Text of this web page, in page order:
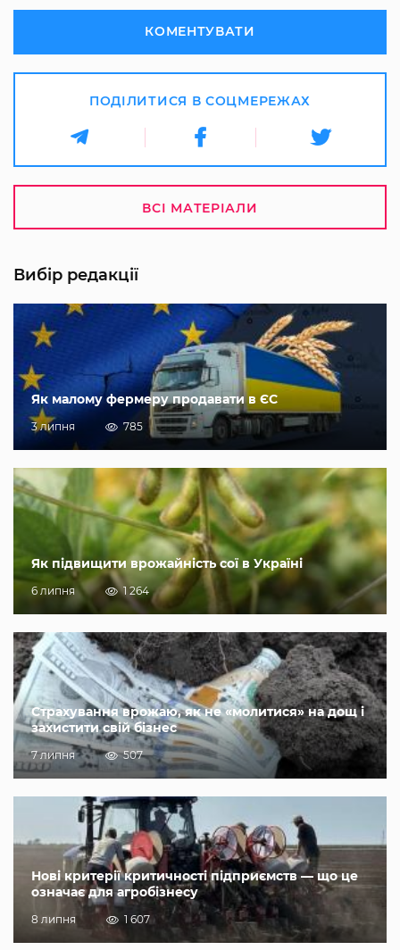
КОМЕНТУВАТИ
ПОДІЛИТИСЯ В СОЦМЕРЕЖАХ
ВСІ МАТЕРІАЛИ
Вибір редакції
Як малому фермеру продавати в ЄС
3 липня 785
Як підвищити врожайність сої в Україні
6 липня 1 264
Страхування врожаю, як не «молитися» на дощ і
захистити свій бізнес
7 липня 507
Нові критерії критичності підприємств — що це
означає для агробізнесу
8 липня 1 607